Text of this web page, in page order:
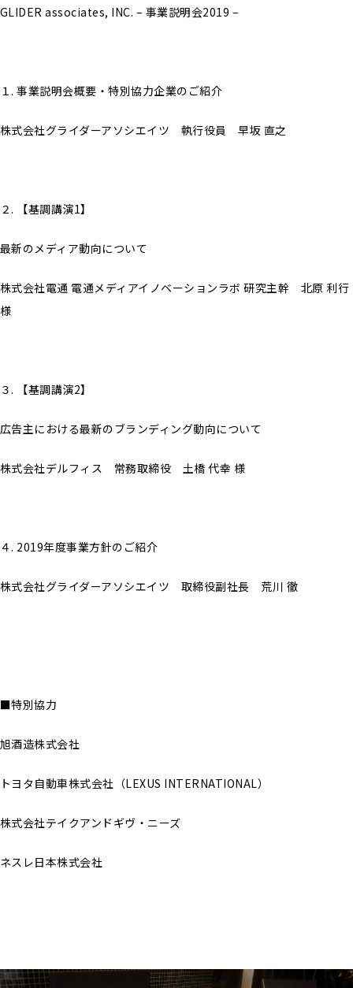
GLIDER associates, INC. – 事業説明会2019 –
１. 事業説明会概要・特別協力企業のご紹介
株式会社グライダーアソシエイツ 執行役員 早坂 直之
２. 【基調講演1】
最新のメディア動向について
株式会社電通 電通メディアイノベーションラボ 研究主幹 北原 利行
様
３. 【基調講演2】
広告主における最新のブランディング動向について
株式会社デルフィス 常務取締役 土橋 代幸 様
４. 2019年度事業方針のご紹介
株式会社グライダーアソシエイツ 取締役副社長 荒川 徹
■特別協力
旭酒造株式会社
トヨタ自動車株式会社（LEXUS INTERNATIONAL）
株式会社テイクアンドギヴ・ニーズ
ネスレ日本株式会社